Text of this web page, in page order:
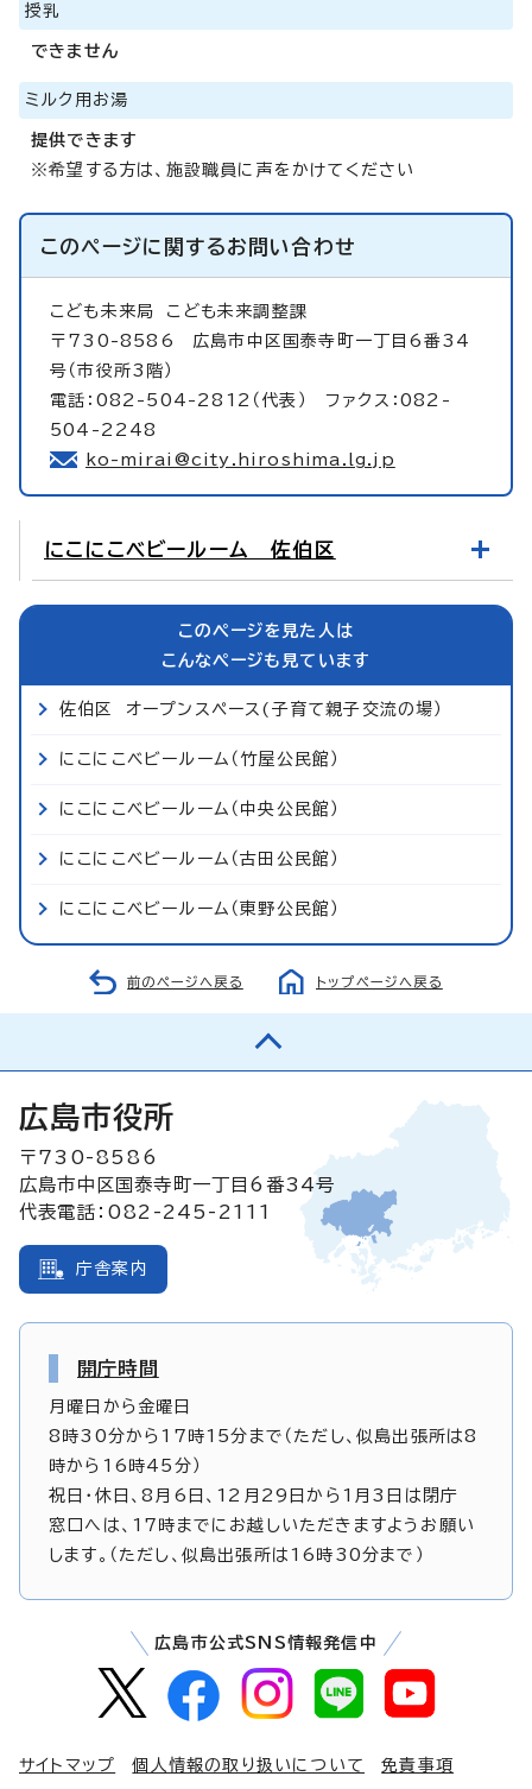
授乳
できません
ミルク用お湯
提供できます
※希望する方は、施設職員に声をかけてください
このページに関するお問い合わせ
こども未来局 こども未来調整課
〒730-8586 広島市中区国泰寺町一丁目6番34
号（市役所3階）
電話：082-504-2812（代表） ファクス：082-
504-2248
ko-mirai@city.hiroshima.lg.jp
にこにこベビールーム 佐伯区
このページを見た人は
こんなページも見ています
佐伯区 オープンスペース(子育て親子交流の場）
にこにこベビールーム（竹屋公民館）
にこにこベビールーム（中央公民館）
にこにこベビールーム（古田公民館）
にこにこベビールーム（東野公民館）
前のページへ戻る トップページへ戻る
広島市役所
〒730-8586
広島市中区国泰寺町一丁目6番34号
代表電話：082-245-2111
庁舎案内
開庁時間
月曜日から金曜日
8時30分から17時15分まで（ただし、似島出張所は8
時から16時45分）
祝日・休日、8月6日、12月29日から1月3日は閉庁
窓口へは、17時までにお越しいただきますようお願い
します。（ただし、似島出張所は16時30分まで）
広島市公式SNS情報発信中
サイトマップ 個人情報の取り扱いについて
免責事項